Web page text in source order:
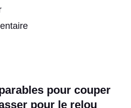
pour couper
pour le relou